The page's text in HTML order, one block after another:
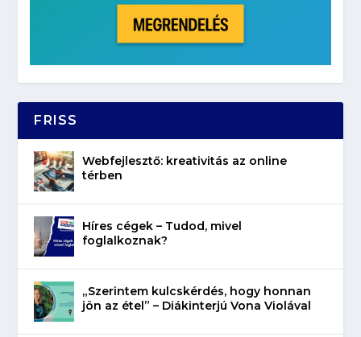
FRISS
Webfejlesztő: kreativitás az online
térben
Híres cégek – Tudod, mivel
foglalkoznak?
„Szerintem kulcskérdés, hogy honnan
jön az étel” – Diákinterjú Vona Violával